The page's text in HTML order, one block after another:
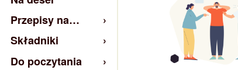
Przepisy na…
Składniki
Do poczytania